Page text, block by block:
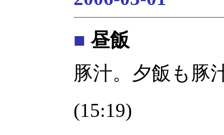
■ 昼飯
豚汁。夕飯も豚
(15:19)